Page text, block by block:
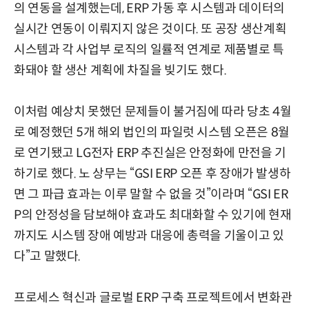
의 연동을 설계했는데, ERP 가동 후 시스템과 데이터의
실시간 연동이 이뤄지지 않은 것이다. 또 공장 생산계획
시스템과 각 사업부 로직의 일률적 연계로 제품별로 특
화돼야 할 생산 계획에 차질을 빚기도 했다.
이처럼 예상치 못했던 문제들이 불거짐에 따라 당초 4월
로 예정했던 5개 해외 법인의 파일럿 시스템 오픈은 8월
로 연기됐고 LG전자 ERP 추진실은 안정화에 만전을 기
하기로 했다. 노 상무는 “GSI ERP 오픈 후 장애가 발생하
면 그 파급 효과는 이루 말할 수 없을 것”이라며 “GSI ER
P의 안정성을 담보해야 효과도 최대화할 수 있기에 현재
까지도 시스템 장애 예방과 대응에 총력을 기울이고 있
다”고 말했다.
프로세스 혁신과 글로벌 ERP 구축 프로젝트에서 변화관